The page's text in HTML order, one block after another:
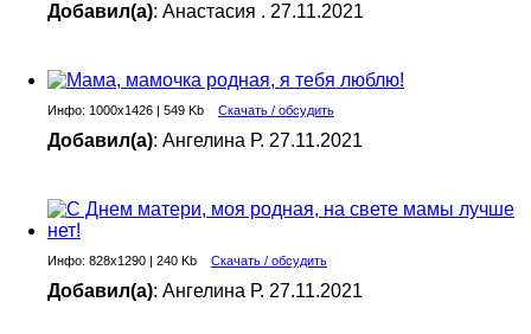
Добавил(а): Анастасия . 27.11.2021
Инфо: 1000х1426 | 549 Kb Скачать / обсудить
Добавил(а): Ангелина Р. 27.11.2021
Инфо: 828х1290 | 240 Kb Скачать / обсудить
Добавил(а): Ангелина Р. 27.11.2021